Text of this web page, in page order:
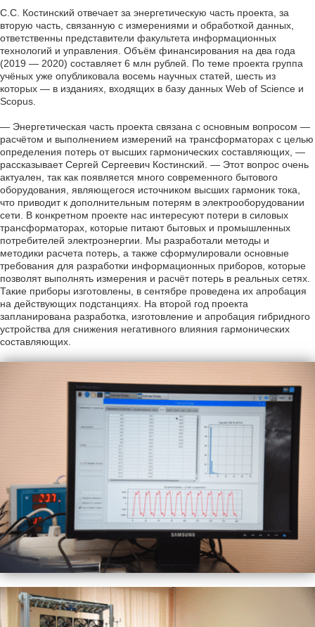
С.С. Костинский отвечает за энергетическую часть проекта, за
вторую часть, связанную с измерениями и обработкой данных,
ответственны представители факультета информационных
технологий и управления. Объём финансирования на два года
(2019 — 2020) составляет 6 млн рублей. По теме проекта группа
учёных уже опубликовала восемь научных статей, шесть из
которых — в изданиях, входящих в базу данных Web of Science и
Scopus.
— Энергетическая часть проекта связана с основным вопросом —
расчётом и выполнением измерений на трансформаторах с целью
определения потерь от высших гармонических составляющих, —
рассказывает Сергей Сергеевич Костинский. — Этот вопрос очень
актуален, так как появляется много современного бытового
оборудования, являющегося источником высших гармоник тока,
что приводит к дополнительным потерям в электрооборудовании
сети. В конкретном проекте нас интересуют потери в силовых
трансформаторах, которые питают бытовых и промышленных
потребителей электроэнергии. Мы разработали методы и
методики расчета потерь, а также сформулировали основные
требования для разработки информационных приборов, которые
позволят выполнять измерения и расчёт потерь в реальных сетях.
Такие приборы изготовлены, в сентябре проведена их апробация
на действующих подстанциях. На второй год проекта
запланирована разработка, изготовление и апробация гибридного
устройства для снижения негативного влияния гармонических
составляющих.